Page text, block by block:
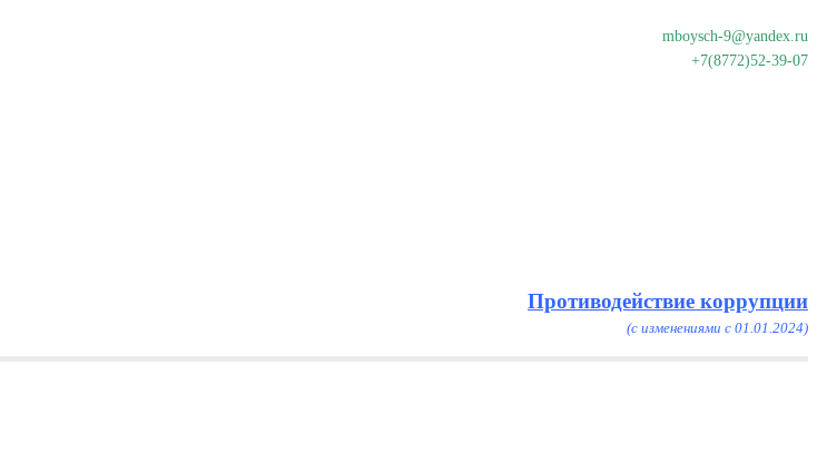
mboysch-9@yandex.ru
+7(8772)52-39-07
Противодействие коррупции
(с изменениями с 01.01.2024)